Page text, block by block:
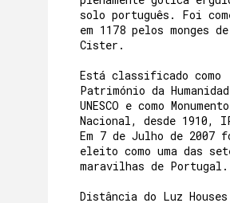
solo português. Foi
em 1178 pelos monges de
Cister.
Está classificado como
Património da
UNESCO e como Monumento
Nacional, desde 1910,
Em 7 de Julho de 2007
eleito como uma das
maravilhas de Portugal.
Distância do Luz Houses